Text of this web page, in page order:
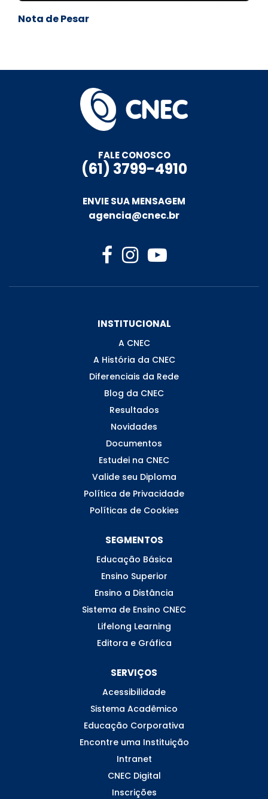
Nota de Pesar
FALE CONOSCO
(61) 3799-4910
ENVIE SUA MENSAGEM
agencia@cnec.br
INSTITUCIONAL
A CNEC
A História da CNEC
Diferenciais da Rede
Blog da CNEC
Resultados
Novidades
Documentos
Estudei na CNEC
Valide seu Diploma
Política de Privacidade
Políticas de Cookies
SEGMENTOS
Educação Básica
Ensino Superior
Ensino a Distância
Sistema de Ensino CNEC
Lifelong Learning
Editora e Gráfica
SERVIÇOS
Acessibilidade
Sistema Acadêmico
Educação Corporativa
Encontre uma Instituição
Intranet
CNEC Digital
Inscrições